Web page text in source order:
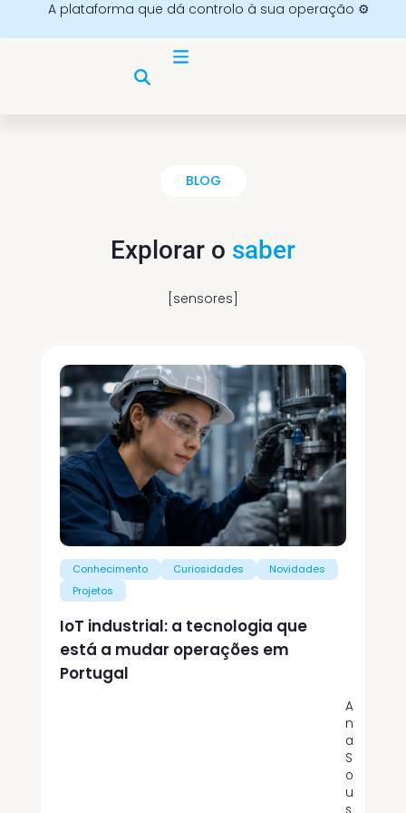
A plataforma que dá controlo à sua operação ⚙️
BLOG
Explorar o saber
[sensores]
Conhecimento Curiosidades
Novidades
Projetos
IoT industrial: a tecnologia que
está a mudar operações em
Portugal
A
n
a
S
o
u